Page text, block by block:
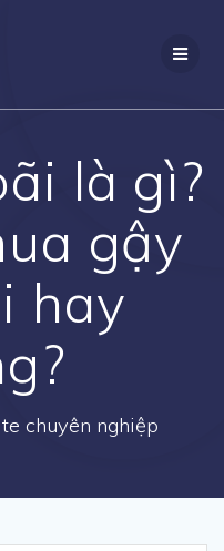
là gì?
gậy
hay
chuyên nghiệp